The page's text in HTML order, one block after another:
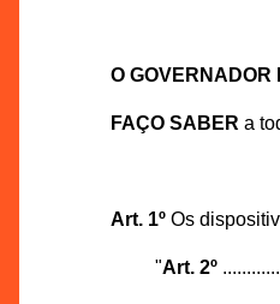
O GOVERNADOR
FAÇO SABER a
Art. 1ºOs
"Art. 2º